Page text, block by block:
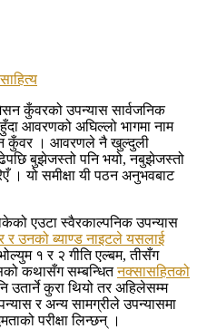
साहित्य
कुँवरको उपन्यास सार्वजनिक
आवरणको अघिल्लो भागमा नाम
कुँवर । आवरणले नै खुल्दुली
बुझेजस्तो पनि भयो, नबुझेजस्तो
। यो समीक्षा यी पठन अनुभवबाट
एउटा स्वैरकाल्पनिक उपन्यास
र उनको ब्याण्ड नाइटले यसलाई
१ र २ गीति एल्बम, तीसँग
कथासँग सम्बन्धितनक्सासहितको
कुरा थियो तर अहिलेसम्म
र अन्य सामग्रीले उपन्यासमा
परीक्षा लिन्छन् ।